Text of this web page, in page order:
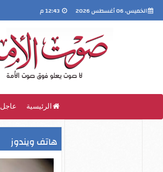
الخميس، 06 أغسطس 2026
الرئيسية عاجل
هاتف ويندوز